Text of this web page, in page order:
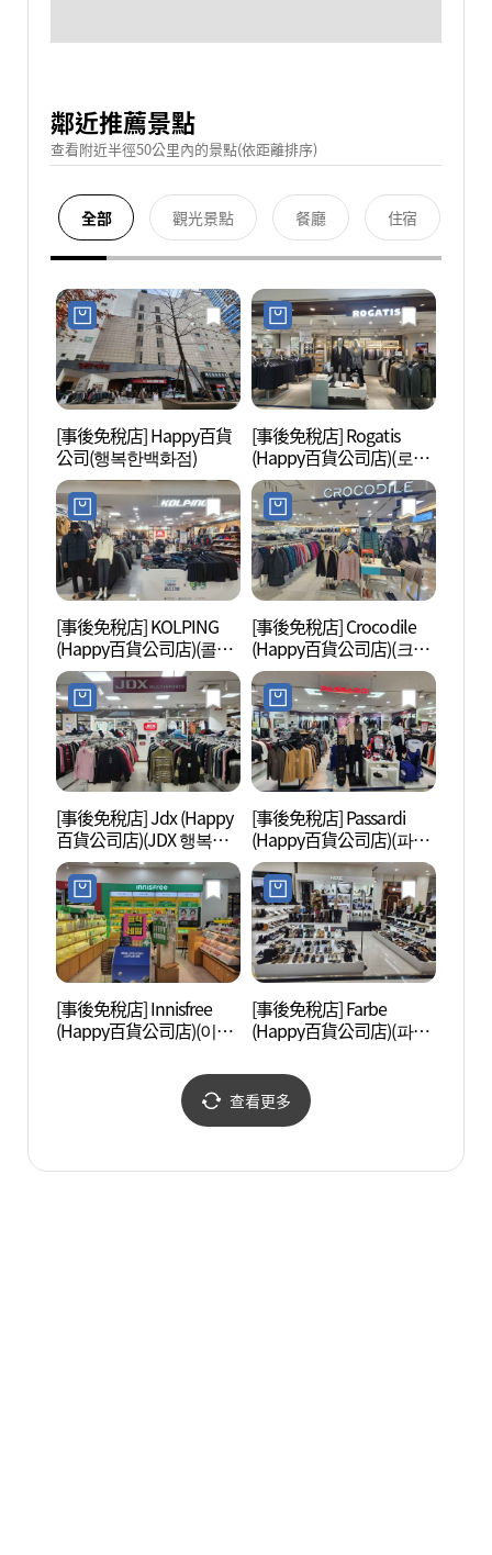
鄰近推薦景點
查看附近半徑50公里內的景點(依距離排序)
全部 觀光景點 餐廳 住宿
[事後免稅店] Happy百貨
公司(행복한백화점)
[事後免稅店] Rogatis
(Happy百貨公司店)(로가
디스 행복한백화점)
[事後免稅店] KOLPING
(Happy百貨公司店)(콜핑
행복한백화점)
[事後免稅店] Crocodile
(Happy百貨公司店)(크로
커다일 행복한백화점)
[事後免稅店] Jdx (Happy
百貨公司店)(JDX 행복한
백화점)
[事後免稅店] Passardi
(Happy百貨公司店)(파사
디 행복한백화점)
[事後免稅店] Innisfree
(Happy百貨公司店)(이니
[事後免稅店] Farbe
(Happy百貨公司店)(파르
查看更多